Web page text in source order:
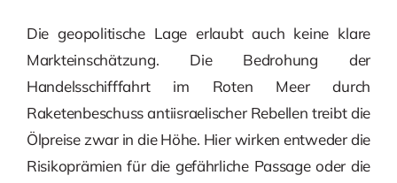
Die geopolitische Lage erlaubt auch keine klare
Markteinschätzung. Die Bedrohung der
Handelsschifffahrt im Roten Meer durch
Raketenbeschuss antiisraelischer Rebellen treibt die
Ölpreise zwar in die Höhe. Hier wirken entweder die
Risikoprämien für die gefährliche Passage oder die